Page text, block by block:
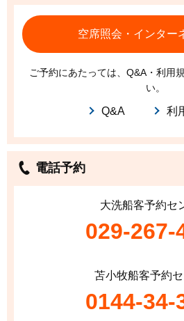
空席照会・インター
ご予約にあたっては、Q&A・利用
い。
Q&A 利
電話予約
大洗船客予約セ
029-267-
苫小牧船客予約
0144-34-